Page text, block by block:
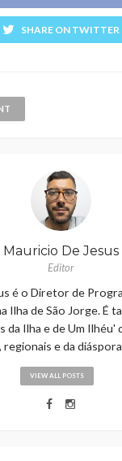
SHARE ON TWITTER
Mauricio De Jesus
Editor
é o Diretor de
Ilha de São Jorge. É
da Ilha e de Um Ilhéu'
regionais e da
VIEW ALL POSTS